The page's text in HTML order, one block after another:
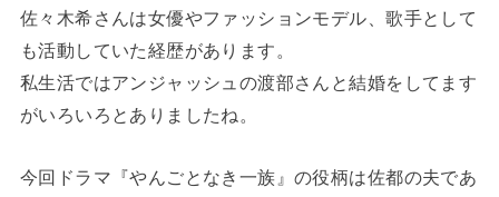
佐々木希さんは女優やファッションモデル、歌手として
も活動していた経歴があります。
私生活ではアンジャッシュの渡部さんと結婚をしてます
がいろいろとありましたね。
今回ドラマ『やんごとなき一族』の役柄は佐都の夫であ